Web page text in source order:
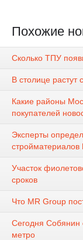
Похожие
Сколько ТПУ
В столице растут
Какие районы
покупателей
Эксперты
стройматериалов
Участок
сроков
Что MR Group
Сегодня Собянин
метро